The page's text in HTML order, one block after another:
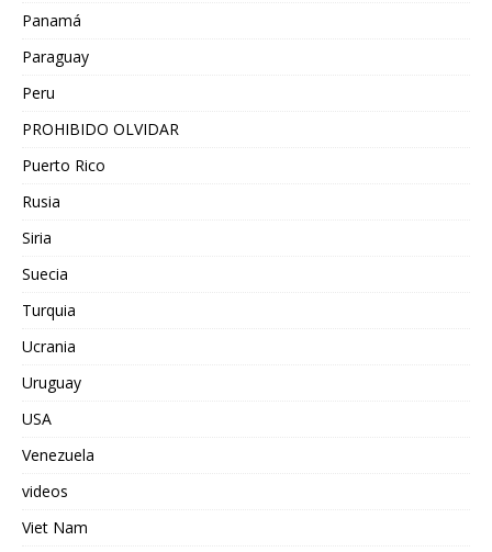
Panamá
Paraguay
Peru
PROHIBIDO OLVIDAR
Puerto Rico
Rusia
Siria
Suecia
Turquia
Ucrania
Uruguay
USA
Venezuela
videos
Viet Nam